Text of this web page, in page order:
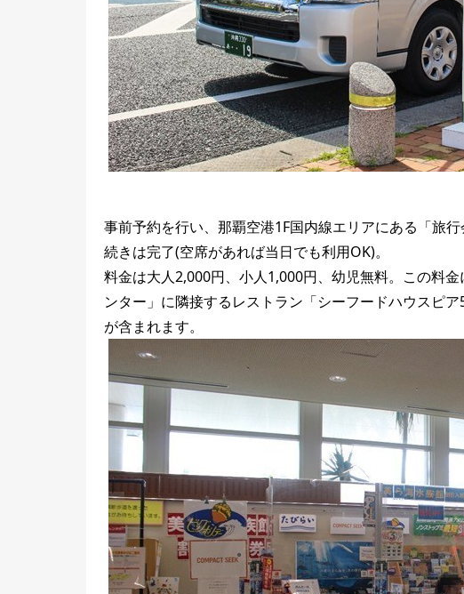
事前予約を行い、那覇空港1F国内線エリアにある「旅
続きは完了(空席があれば当日でも利用OK)。
料金は大人2,000円、小人1,000円、幼児無料。この料
ンター」に隣接するレストラン「シーフードハウスピ
が含まれます。